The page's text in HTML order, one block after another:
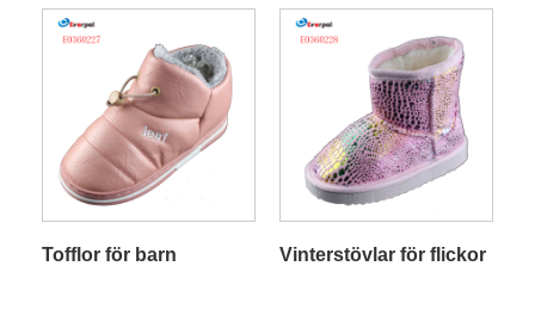
Tofflor för barn Vinterstövlar för flickor